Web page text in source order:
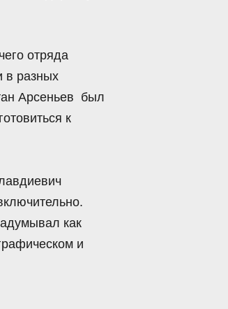
отряда
в разных
Арсеньев был
к
как
и